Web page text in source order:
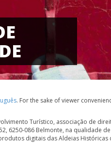
. For the sake of viewer
Turístico, associação de
6250-086 Belmonte, na qualidade
digitais das Aldeias